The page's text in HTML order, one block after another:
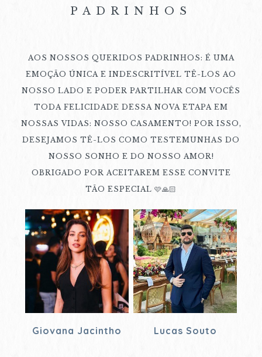
PADRINHOS
AOS NOSSOS QUERIDOS PADRINHOS: É UMA
EMOÇÃO ÚNICA E INDESCRITÍVEL TÊ-LOS AO
NOSSO LADO E PODER PARTILHAR COM VOCÊS
TODA FELICIDADE DESSA NOVA ETAPA EM
NOSSAS VIDAS: NOSSO CASAMENTO! POR ISSO,
DESEJAMOS TÊ-LOS COMO TESTEMUNHAS DO
NOSSO SONHO E DO NOSSO AMOR!
OBRIGADO POR ACEITAREM ESSE CONVITE
TÃO ESPECIAL 🩷🙏🏻
Giovana Jacintho Lucas Souto